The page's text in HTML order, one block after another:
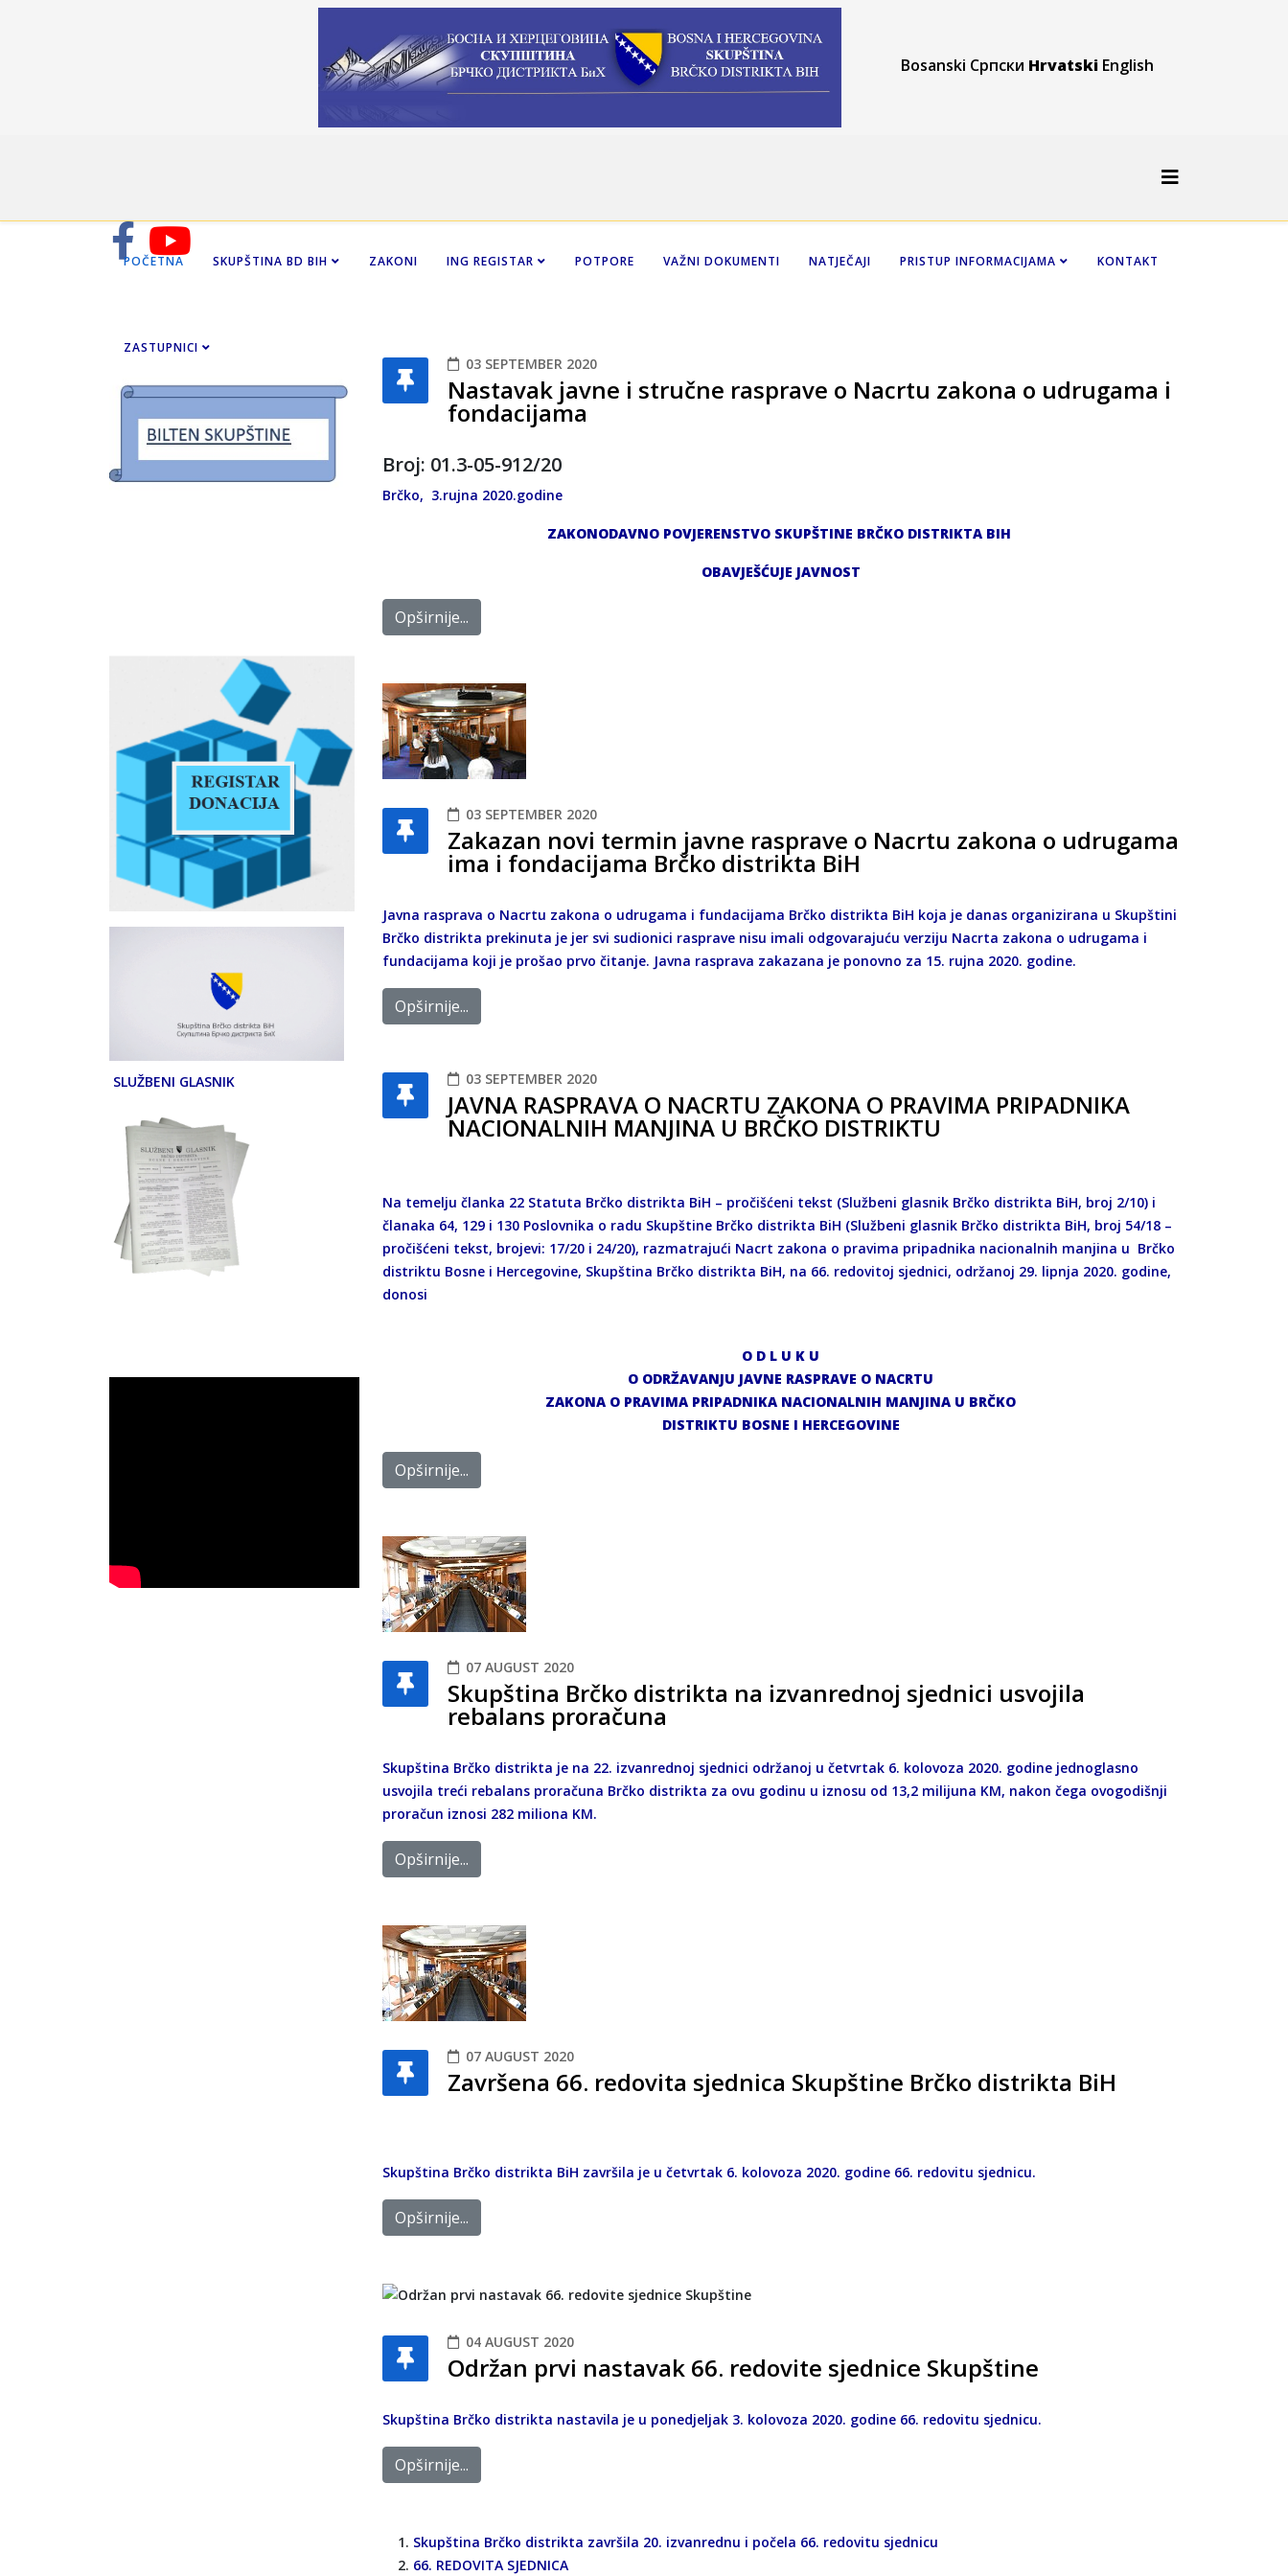
Bosanski Српски Hrvatski English
POČETNA SKUPŠTINA BD BIH ZAKONI ING REGISTAR POTPORE VAŽNI DOKUMENTI NATJEČAJI PRISTUP INFORMACIJAMA KONTAKT
ZASTUPNICI
SLUŽBENI GLASNIK
03 SEPTEMBER 2020
Nastavak javne i stručne rasprave o Nacrtu zakona o udrugama i
fondacijama
Broj: 01.3-05-912/20
Brčko, 3.rujna 2020.godine
ZAKONODAVNO POVJERENSTVO SKUPŠTINE BRČKO DISTRIKTA BIH
OBAVJEŠĆUJE JAVNOST
Opširnije...
03 SEPTEMBER 2020
Zakazan novi termin javne rasprave o Nacrtu zakona o udrugama
ima i fondacijama Brčko distrikta BiH
Javna rasprava o Nacrtu zakona o udrugama i fundacijama Brčko distrikta BiH koja je danas organizirana u Skupštini
Brčko distrikta prekinuta je jer svi sudionici rasprave nisu imali odgovarajuću verziju Nacrta zakona o udrugama i
fundacijama koji je prošao prvo čitanje. Javna rasprava zakazana je ponovno za 15. rujna 2020. godine.
Opširnije...
03 SEPTEMBER 2020
JAVNА RASPRAVА O NACRTU ZAKONA O PRAVIMA PRIPADNIKA
NACIONALNIH MANJINA U BRČKO DISTRIKTU
Na temelju članka 22 Statuta Brčko distrikta BiH – pročišćeni tekst (Službeni glasnik Brčko distrikta BiH, broj 2/10) i
članaka 64, 129 i 130 Poslovnika o radu Skupštine Brčko distrikta BiH (Službeni glasnik Brčko distrikta BiH, broj 54/18 –
pročišćeni tekst, brojevi: 17/20 i 24/20), razmatrajući Nacrt zakona o pravima pripadnika nacionalnih manjina u Brčko
distriktu Bosne i Hercegovine, Skupština Brčko distrikta BiH, na 66. redovitoj sjednici, održanoj 29. lipnja 2020. godine,
donosi
O D L U K U
O ODRŽAVANJU JAVNE RASPRAVE O NACRTU
ZAKONA O PRAVIMA PRIPADNIKA NACIONALNIH MANJINA U BRČKO
DISTRIKTU BOSNE I HERCEGOVINE
Opširnije...
07 AUGUST 2020
Skupština Brčko distrikta na izvanrednoj sjednici usvojila
rebalans proračuna
Skupština Brčko distrikta je na 22. izvanrednoj sjednici održanoj u četvrtak 6. kolovoza 2020. godine jednoglasno
usvojila treći rebalans proračuna Brčko distrikta za ovu godinu u iznosu od 13,2 milijuna KM, nakon čega ovogodišnji
proračun iznosi 282 miliona KM.
Opširnije...
07 AUGUST 2020
Završena 66. redovita sjednica Skupštine Brčko distrikta BiH
Skupština Brčko distrikta BiH završila je u četvrtak 6. kolovoza 2020. godine 66. redovitu sjednicu.
Opširnije...
04 AUGUST 2020
Održan prvi nastavak 66. redovite sjednice Skupštine
Skupština Brčko distrikta nastavila je u ponedjeljak 3. kolovoza 2020. godine 66. redovitu sjednicu.
Opširnije...
Skupština Brčko distrikta završila 20. izvanrednu i počela 66. redovitu sjednicu
66. REDOVITA SJEDNICA